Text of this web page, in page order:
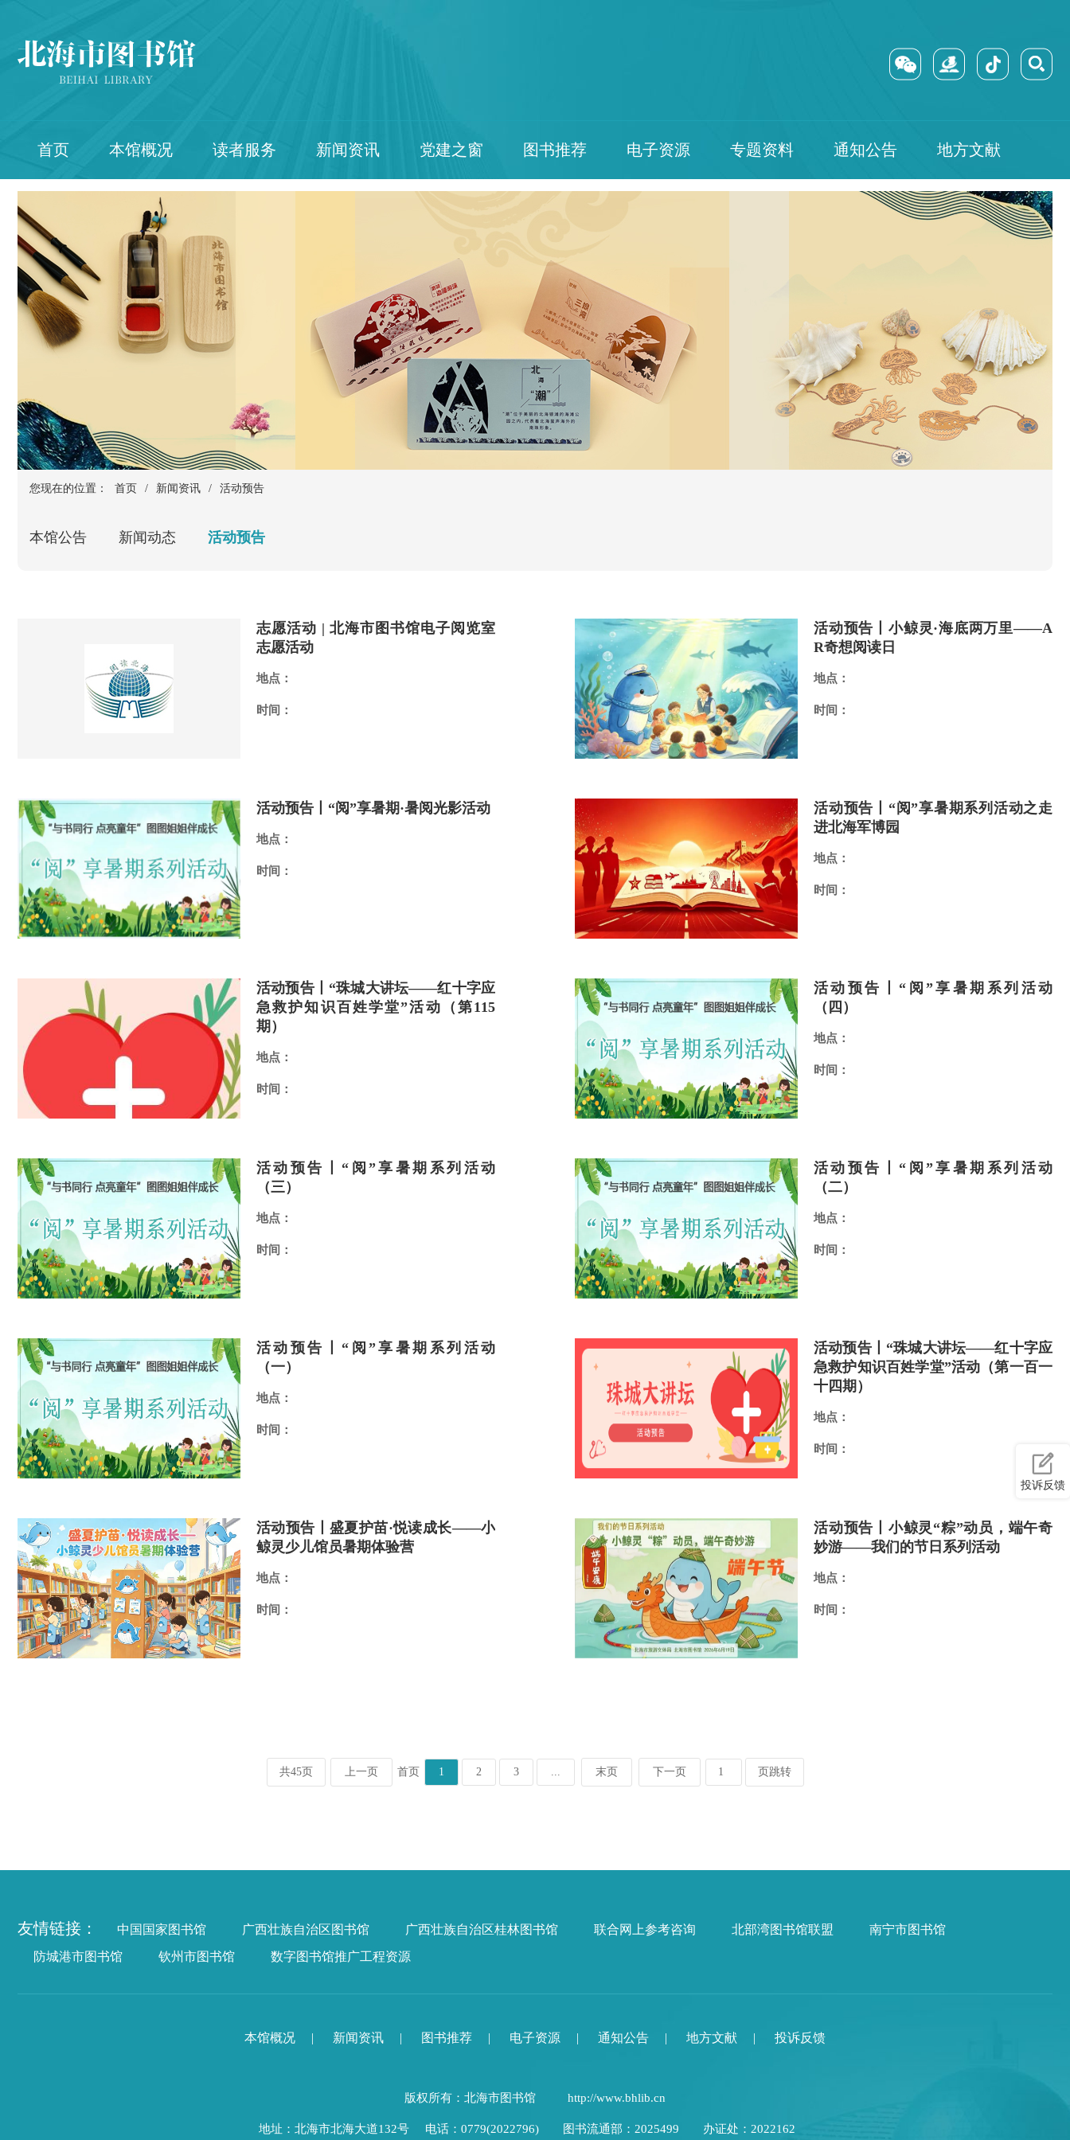
首页 本馆概况 读者服务 新闻资讯 党建之窗 图书推荐 电子资源 专题资料 通知公告 地方文献
您现在的位置： 首页 / 新闻资讯 / 活动预告
本馆公告 新闻动态 活动预告
志愿活动 | 北海市图书馆电子阅览室
志愿活动
地点：
时间：
活动预告丨小鲸灵·海底两万里——A
R奇想阅读日
地点：
时间：
活动预告丨“阅”享暑期·暑阅光影活动
地点：
时间：
活动预告丨“阅”享暑期系列活动之走
进北海军博园
地点：
时间：
活动预告丨“珠城大讲坛——红十字应
急救护知识百姓学堂”活动（第115
期）
地点：
时间：
活动预告丨“阅”享暑期系列活动
（四）
地点：
时间：
活动预告丨“阅”享暑期系列活动
（三）
地点：
时间：
活动预告丨“阅”享暑期系列活动
（二）
地点：
时间：
活动预告丨“阅”享暑期系列活动
（一）
地点：
时间：
活动预告丨“珠城大讲坛——红十字应
急救护知识百姓学堂”活动（第一百一
十四期）
地点：
时间：
活动预告丨盛夏护苗·悦读成长——小
鲸灵少儿馆员暑期体验营
地点：
时间：
活动预告丨小鲸灵“粽”动员，端午奇
妙游——我们的节日系列活动
地点：
时间：
共45页 上一页 首页 1 2 3 ... 末页 下一页 页跳转
投诉反馈
友情链接： 中国国家图书馆 广西壮族自治区图书馆 广西壮族自治区桂林图书馆 联合网上参考咨询 北部湾图书馆联盟
南宁市图书馆
防城港市图书馆
钦州市图书馆 数字图书馆推广工程资源
本馆概况 | 新闻资讯 | 图书推荐 | 电子资源 | 通知公告 | 地方文献 | 投诉反馈
版权所有：北海市图书馆 http://www.bhlib.cn
地址：北海市北海大道132号 电话：0779(2022796) 图书流通部：2025499 办证处：2022162